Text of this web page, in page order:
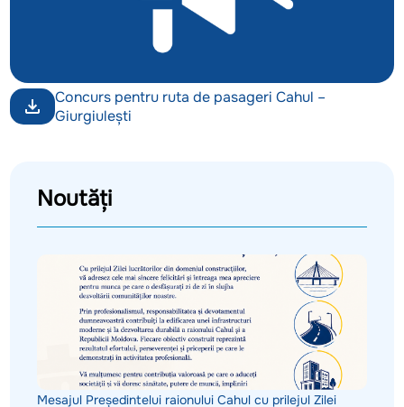
Concurs pentru ruta de pasageri Cahul –
Giurgiulești
Noutăți
Mesajul Președintelui raionului Cahul cu prilejul Zilei